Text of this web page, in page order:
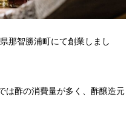
那智勝浦町にて創業しまし
は酢の消費量が多く、酢醸造元